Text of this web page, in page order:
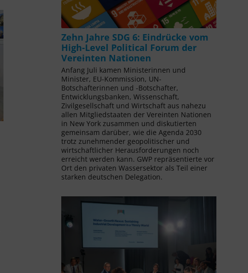
Zehn Jahre SDG 6: Eindrücke vom
High-Level Political Forum der
Vereinten Nationen
Anfang Juli kamen Ministerinnen und
Minister, EU-Kommission, UN-
Botschafterinnen und -Botschafter,
Entwicklungsbanken, Wissenschaft,
Zivilgesellschaft und Wirtschaft aus nahezu
allen Mitgliedstaaten der Vereinten Nationen
in New York zusammen und diskutierten
gemeinsam darüber, wie die Agenda 2030
trotz zunehmender geopolitischer und
wirtschaftlicher Herausforderungen noch
erreicht werden kann. GWP repräsentierte vor
Ort den privaten Wassersektor als Teil einer
starken deutschen Delegation.